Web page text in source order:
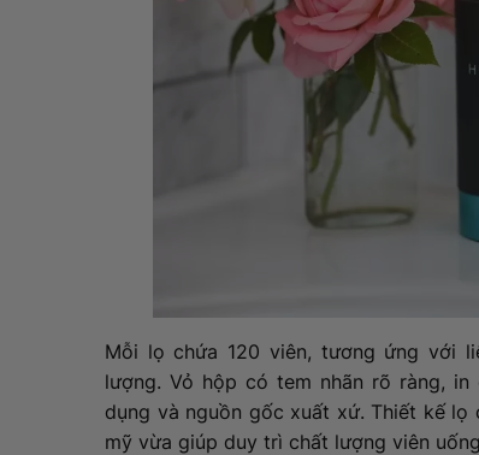
Mỗi lọ chứa 120 viên, tương ứng với
lượng. Vỏ hộp có tem nhãn rõ ràng,
dụng và nguồn gốc xuất xứ. Thiết kế lọ
mỹ vừa giúp duy trì chất lượng viên